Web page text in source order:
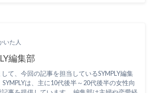
いた人
編集部
て、今回の記事を担当しているSYMPLY編集
SYMPLYは、主に10代後半～20代後半の女性向